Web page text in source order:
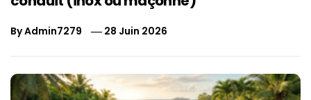
ByAdmin7279 28 Juin 2026